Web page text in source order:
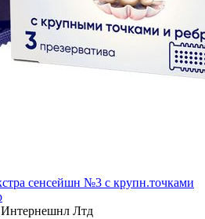
сенсейшн №3 с крупн.точками
Интернешнл Лтд